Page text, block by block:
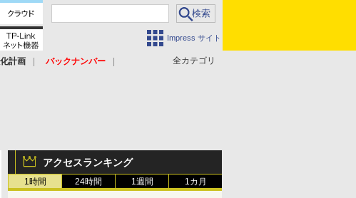
Impress サイト
全カテゴリ
計画
バックナンバー
アクセスランキング
1時間 24時間 1週間 1カ月